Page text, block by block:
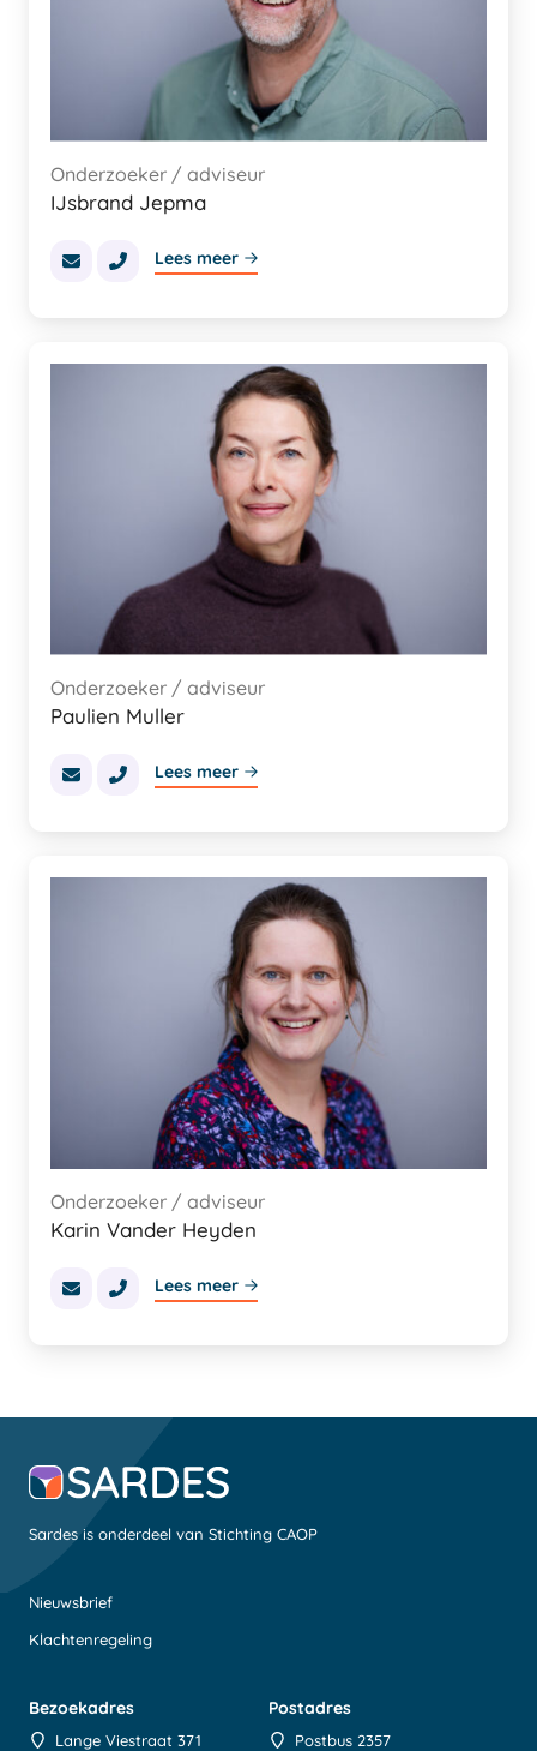
IJsbrand Jepma
Onderzoeker / adviseur
Lees meer
Paulien Muller
Onderzoeker / adviseur
Lees meer
Karin Vander Heyden
Onderzoeker / adviseur
Lees meer
Sardes is onderdeel van Stichting CAOP
Nieuwsbrief
Klachtenregeling
Bezoekadres
Lange Viestraat 371
Postadres
Postbus 2357